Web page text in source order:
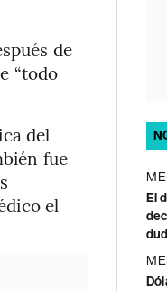
de
“todo
del
fue
el
El